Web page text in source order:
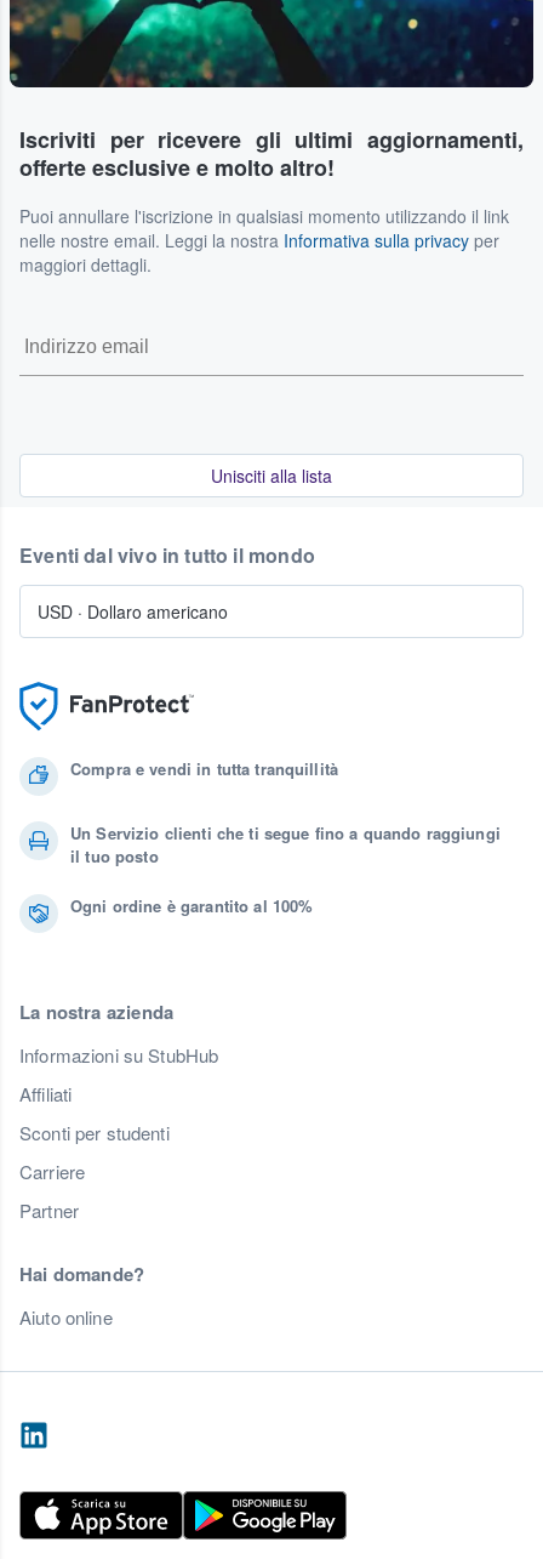
Iscriviti per ricevere gli ultimi aggiornamenti,
offerte esclusive e molto altro!
Puoi annullare l'iscrizione in qualsiasi momento utilizzando il link
nelle nostre email. Leggi la nostra Informativa sulla privacy per
maggiori dettagli.
Unisciti alla lista
Compra e vendi in tutta tranquillità
Un Servizio clienti che ti segue fino a quando raggiungi
il tuo posto
Ogni ordine è garantito al 100%
La nostra azienda
Informazioni su StubHub
Affiliati
Sconti per studenti
Carriere
Partner
Hai domande?
Aiuto online
Eventi dal vivo in tutto il mondo
USD · Dollaro americano